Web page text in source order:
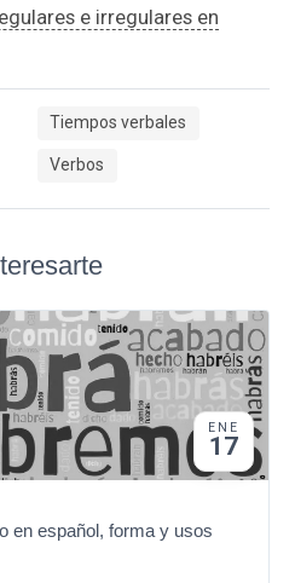
e irregulares en
Tiempos verbales
Verbos
ENE
17
en español, forma y usos